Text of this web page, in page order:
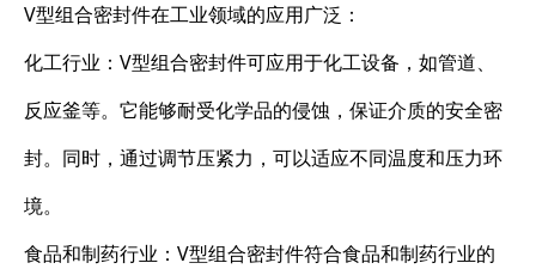
V型组合密封件在工业领域的应用广泛：
化工行业：V型组合密封件可应用于化工设备，如管道、
反应釜等。它能够耐受化学品的侵蚀，保证介质的安全密
封。同时，通过调节压紧力，可以适应不同温度和压力环
境。
食品和制药行业：V型组合密封件符合食品和制药行业的